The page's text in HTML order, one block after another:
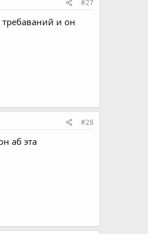
#27
требаваний и он
#28
аб эта